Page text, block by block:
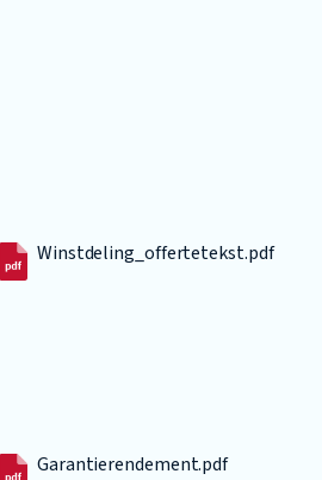
Winstdeling_offertetekst.pdf
Garantierendement.pdf